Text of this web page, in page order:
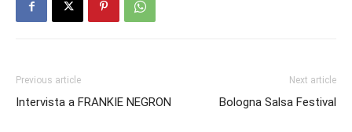
Previous article
Intervista a FRANKIE NEGRON
Next article
Bologna Salsa Festival